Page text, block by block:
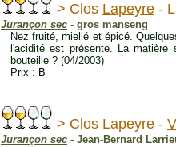
> Clos Lapeyre -
Jurançon sec - gros manseng
Nez fruité, miellé et épicé.
l'acidité est présente. La matière
bouteille ? (04/2003)
Prix : B
> Clos Lapeyre -
Jurançon sec - Jean-Bernard